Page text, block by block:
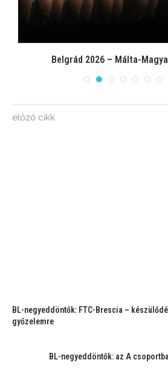
Belgrád 2026 – Málta-
előző cikk
BL-negyeddöntők: FTC-Brescia –
győzelemre
BL-negyeddöntők: az A